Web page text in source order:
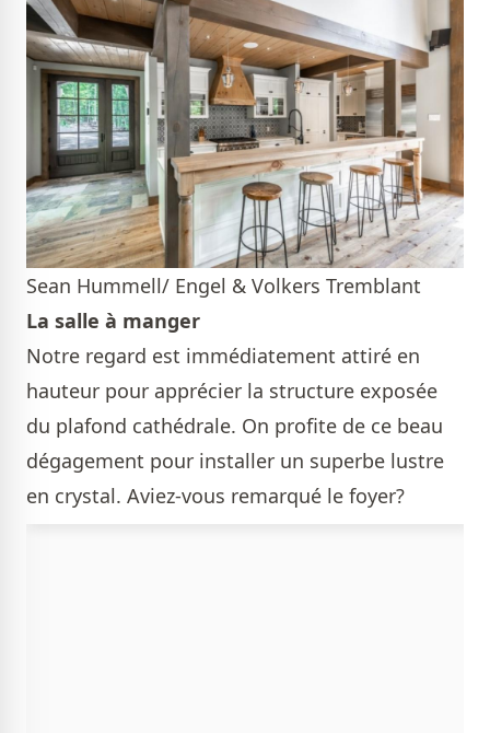
Sean Hummell/ Engel & Volkers Tremblant
La salle à manger
Notre regard est immédiatement attiré en
hauteur pour apprécier la structure exposée
du plafond cathédrale. On profite de ce beau
dégagement pour installer un superbe lustre
en crystal. Aviez-vous remarqué le foyer?